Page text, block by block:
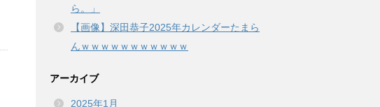
ら。」
【画像】深田恭子2025年カレンダーたまら
んｗｗｗｗｗｗｗｗｗｗｗ
アーカイブ
2025年1月